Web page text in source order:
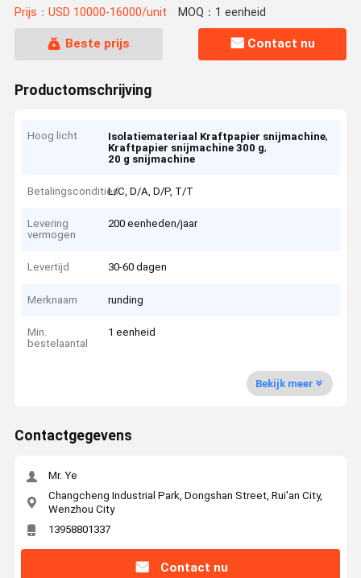
Prijs：USD 10000-16000/unit MOQ：1 eenheid
Beste prijs Contact nu
Productomschrijving
Hoog licht Isolatiemateriaal Kraftpapier snijmachine,
Kraftpapier snijmachine 300 g,
20 g snijmachine
BetalingsconditiesL/C, D/A, D/P, T/T
Levering
vermogen
200 eenheden/jaar
Levertijd 30-60 dagen
Merknaam runding
Min.
bestelaantal
1 eenheid
Bekijk meer
Contactgegevens
Mr. Ye
Changcheng Industrial Park, Dongshan Street, Rui'an City,
Wenzhou City
13958801337
Contact nu